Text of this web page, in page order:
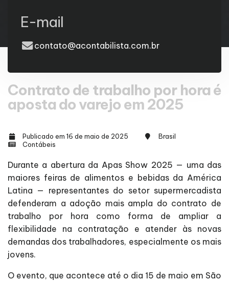
E-mail
contato@acontabilista.com.br
Contrato de trabalho por hora é
aposta do varejo em 2025
Publicado em 16 de maio de 2025
Brasil
Contábeis
Durante a abertura da Apas Show 2025 — uma das
maiores feiras de alimentos e bebidas da América
Latina — representantes do setor supermercadista
defenderam a adoção mais ampla do contrato de
trabalho por hora como forma de ampliar a
flexibilidade na contratação e atender às novas
demandas dos trabalhadores, especialmente os mais
jovens.
O evento, que acontece até o dia 15 de maio em São